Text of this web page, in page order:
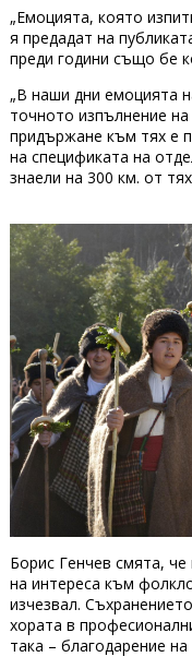
„Емоцията, която
я предадат на
преди години също бе
„В наши дни емоцията
точното изпълнение
придържане към тях е
на спецификата на
знаели на 300 км. от
Борис Генчев смята,
на интереса към
изчезвал.
хората в
така – благодарение